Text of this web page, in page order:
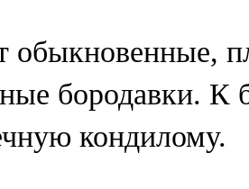
обыкновенные,
бородавки. К
кондилому.